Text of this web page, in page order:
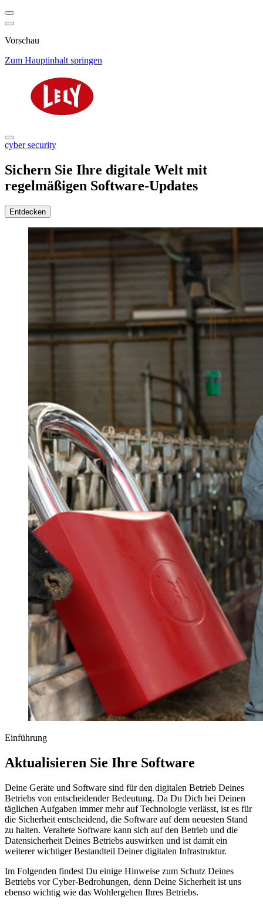
Vorschau
Zum Hauptinhalt springen
cyber security
Sichern Sie Ihre digitale Welt mit
regelmäßigen Software-Updates
Entdecken
Einführung
Aktualisieren Sie Ihre Software
Deine Geräte und Software sind für den digitalen Betrieb Deines
Betriebs von entscheidender Bedeutung. Da Du Dich bei Deinen
täglichen Aufgaben immer mehr auf Technologie verlässt, ist es für
die Sicherheit entscheidend, die Software auf dem neuesten Stand
zu halten. Veraltete Software kann sich auf den Betrieb und die
Datensicherheit Deines Betriebs auswirken und ist damit ein
weiterer wichtiger Bestandteil Deiner digitalen Infrastruktur.
Im Folgenden findest Du einige Hinweise zum Schutz Deines
Betriebs vor Cyber-Bedrohungen, denn Deine Sicherheit ist uns
ebenso wichtig wie das Wohlergehen Ihres Betriebs.